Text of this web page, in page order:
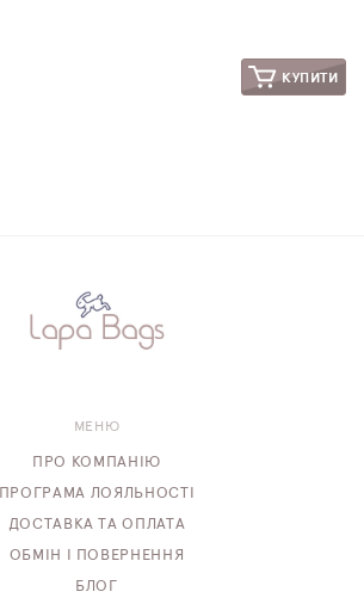
КУПИТИ
МЕНЮ
ПРО КОМПАНІЮ
ПРОГРАМА ЛОЯЛЬНОСТІ
ДОСТАВКА ТА ОПЛАТА
ОБМІН І ПОВЕРНЕННЯ
БЛОГ